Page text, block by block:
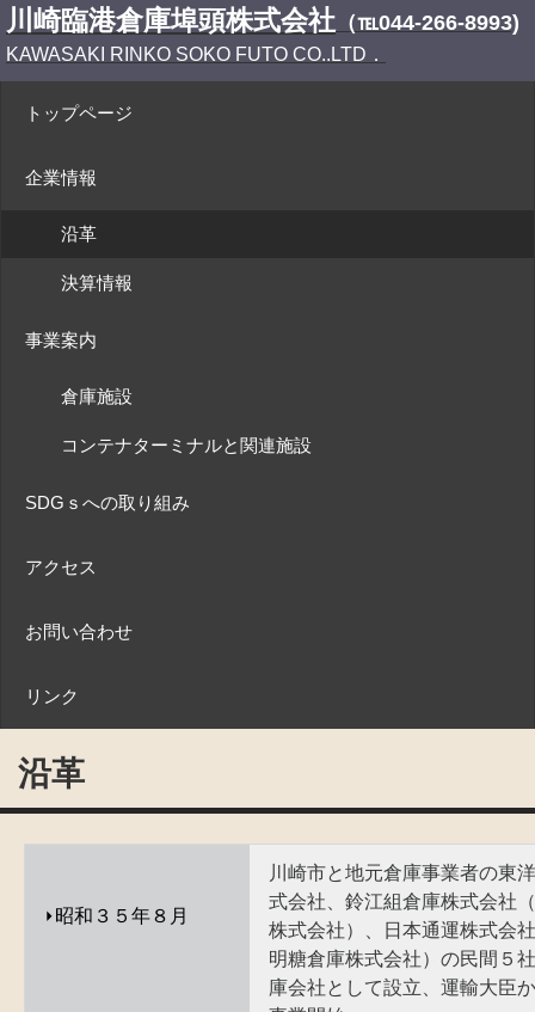
川崎臨港倉庫埠頭株式会社 （℡044-266-8993)
KAWASAKI RINKO SOKO FUTO CO..LTD．
トップページ
企業情報
沿革
決算情報
事業案内
倉庫施設
コンテナターミナルと関連施設
SDGｓへの取り組み
アクセス
お問い合わせ
リンク
沿革
⏵昭和３５年８月
川崎市と地元倉庫事業者の東
式会社、鈴江組倉庫株式会社
株式会社）、日本通運株式会
明糖倉庫株式会社）の民間５
庫会社として設立、運輸大臣